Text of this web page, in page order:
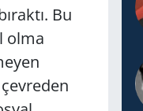
Bu
olma